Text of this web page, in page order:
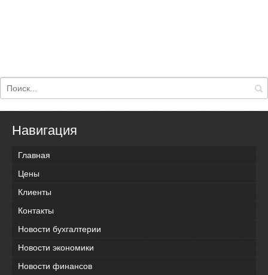
Навигация
Главная
Цены
Клиенты
Контакты
Новости бухгалтерии
Новости экономики
Новости финансов